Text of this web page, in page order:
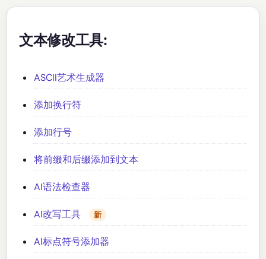
文本修改工具:
ASCII艺术生成器
添加换行符
添加行号
将前缀和后缀添加到文本
AI语法检查器
AI改写工具 新
AI标点符号添加器